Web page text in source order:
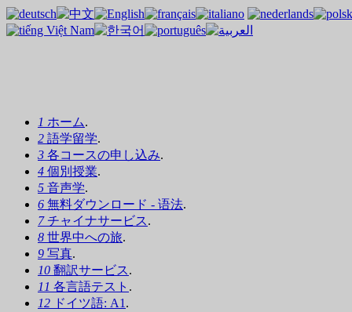
1 ホーム.
2 語学留学.
3 各コースの申し込み.
4 個別授業.
5 音声学.
6 無料ダウンロード - 语法.
7チャイナサービス.
8 世界中への旅.
9 写真.
10 翻訳サービス.
11 各言語テスト .
12 ドイツ語: A1 .